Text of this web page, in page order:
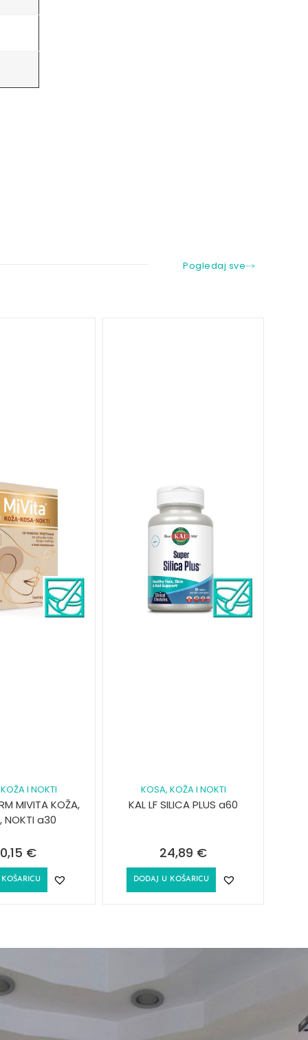
Pogledaj sve
I NOKTI
MIVITA KOŽA,
NOKTI a30
€
KOSA, KOŽA I NOKTI
KAL LF SILICA PLUS a60
24,89 €
DODAJ U KOŠARICU